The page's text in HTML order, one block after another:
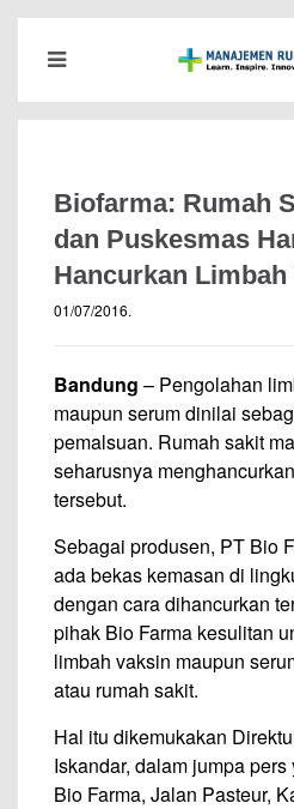
Biofarma: Rumah
dan Puskesmas
Hancurkan Limbah
01/07/2016.
Bandung – Pengolahan
maupun serum dinilai
pemalsuan. Rumah sakit
seharusnya
tersebut.
Sebagai produsen, PT Bio
ada bekas kemasan di
dengan cara dihancurkan
pihak Bio Farma kesulitan
limbah vaksin maupun
atau rumah sakit.
Hal itu dikemukakan
Iskandar, dalam jumpa
Bio Farma, Jalan Pasteur,